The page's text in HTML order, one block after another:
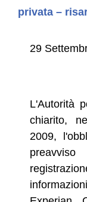
privata –
29
L'Autorità
chiarito,
2009,